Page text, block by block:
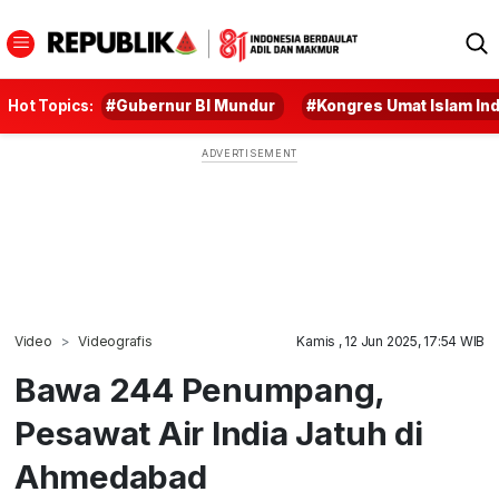
Hot Topics: #Gubernur BI Mundur #Kongres Umat Islam
Video Videografis Kamis , 12 Jun 2025, 17:54 WIB
Bawa 244 Penumpang,
Pesawat Air India Jatuh di
Ahmedabad